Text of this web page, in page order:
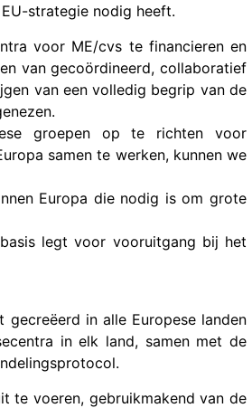
strategie nodig heeft.
voor ME/cvs te financieren en
van gecoördineerd, collaboratief
van een volledig begrip van de
groepen op te richten voor
samen te werken, kunnen we
Europa die nodig is om grote
legt voor vooruitgang bij het
in alle Europese landen
in elk land, samen met de
te voeren, gebruikmakend van de